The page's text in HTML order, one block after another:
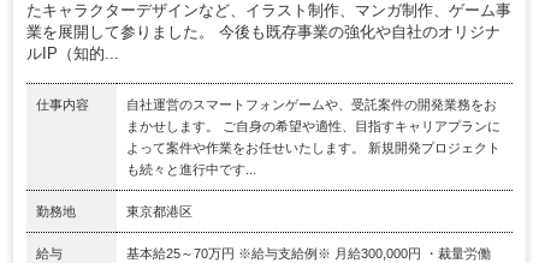
たキャラクターデザインなど、イラスト制作、マンガ制作、ゲーム事
業を展開して参りました。 今後も既存事業の強化や自社のオリジナ
ルIP（知的...
仕事内容
自社運営のスマートフォンゲームや、受託案件の開発業務をお
まかせします。 ご自身の希望や適性、目指すキャリアプランに
よって案件や作業をお任せいたします。 新規開発プロジェクト
も続々と進行中です...
勤務地 東京都港区
給与
基本給25～70万円 ※給与支給例※ 月給300,000円 ・裁量労働